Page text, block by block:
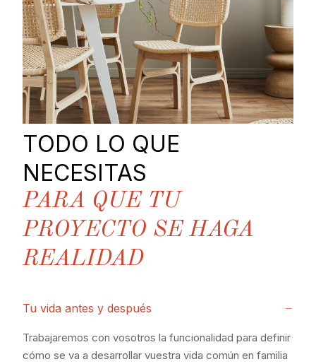
TODO LO QUE
NECESITAS
PARA QUE TU
PROYECTO SE HAGA
REALIDAD
Tu vida antes y después
Trabajaremos con vosotros la funcionalidad para definir
cómo se va a desarrollar vuestra vida común en familia